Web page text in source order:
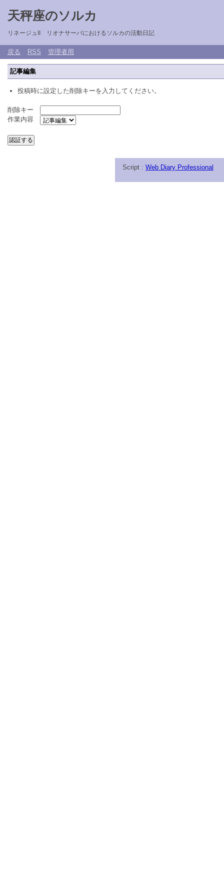
天秤座のソルカ
リネージュII リオナサーバにおけるソルカの活動日記
戻る RSS 管理者用
記事編集
投稿時に設定した削除キーを入力してください。
削除キー
作業内容
Script : Web Diary Professional